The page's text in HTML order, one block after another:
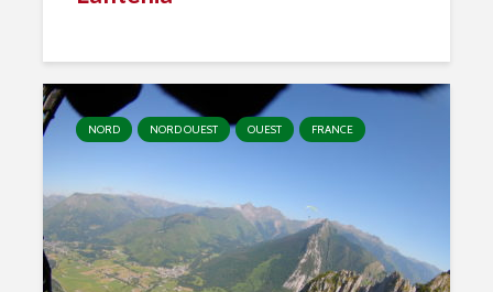
NORD NORD OUEST OUEST FRANCE